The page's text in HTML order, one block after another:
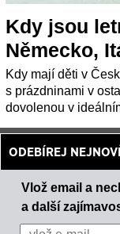
Kdy jsou
Německo,
Kdy mají děti v
s prázdninami v
dovolenou v
ODEBÍREJ
Vlož email a
a další